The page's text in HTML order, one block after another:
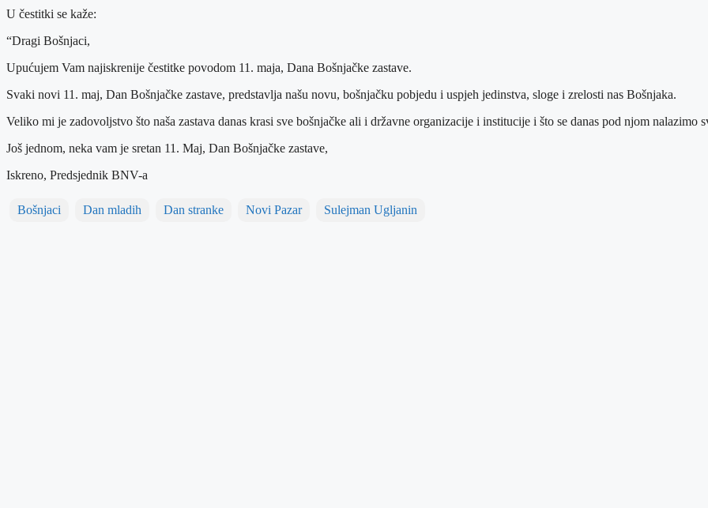
U čestitki se kaže:
“Dragi Bošnjaci,
Upućujem Vam najiskrenije čestitke povodom 11. maja, Dana Bošnjačke zastave.
Svaki novi 11. maj, Dan Bošnjačke zastave, predstavlja našu novu, bošnjačku pobjedu i uspjeh jedinstva, sloge i zrelosti nas Bošnjaka.
Veliko mi je zadovoljstvo što naša zastava danas krasi sve bošnjačke ali i državne organizacije i institucije i što se danas pod njom nalazimo
Još jednom, neka vam je sretan 11. Maj, Dan Bošnjačke zastave,
Iskreno, Predsjednik BNV-a
Bošnjaci Dan mladih Dan stranke Novi Pazar Sulejman Ugljanin